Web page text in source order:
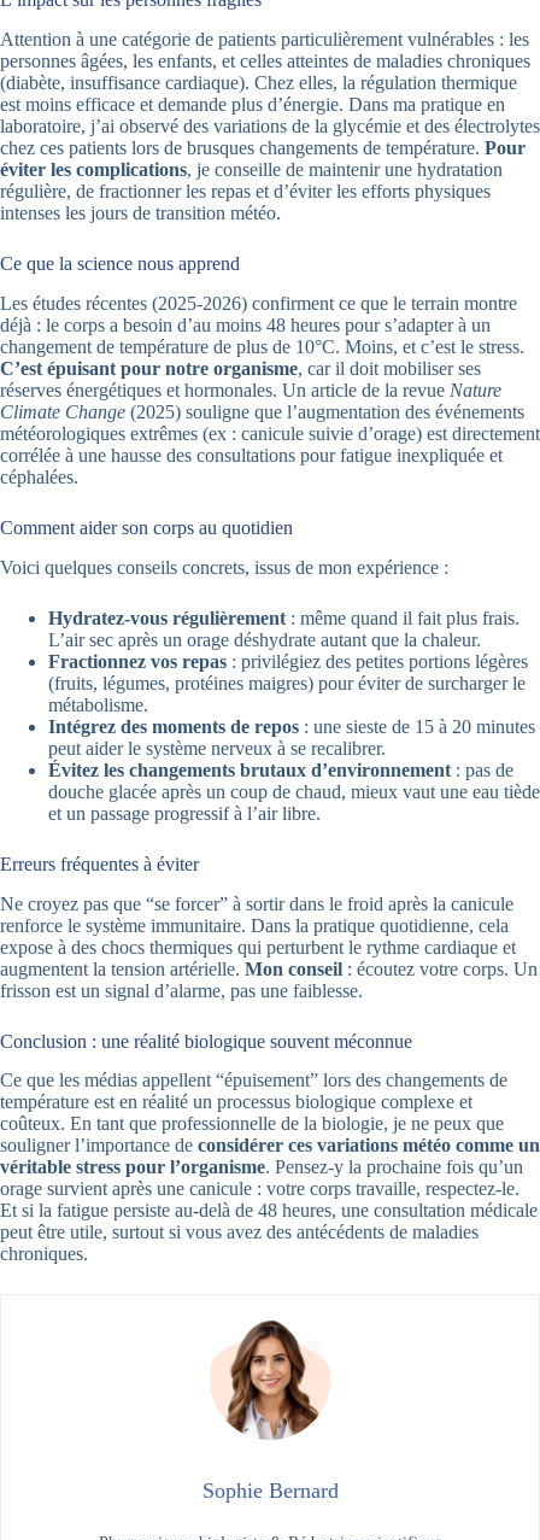
Attention à une catégorie de patients particulièrement vulnérables : les
personnes âgées, les enfants, et celles atteintes de maladies chroniques
(diabète, insuffisance cardiaque). Chez elles, la régulation thermique
est moins efficace et demande plus d’énergie. Dans ma pratique en
laboratoire, j’ai observé des variations de la glycémie et des électrolytes
chez ces patients lors de brusques changements de température. Pour
éviter les complications, je conseille de maintenir une hydratation
régulière, de fractionner les repas et d’éviter les efforts physiques
intenses les jours de transition météo.
Ce que la science nous apprend
Les études récentes (2025-2026) confirment ce que le terrain montre
déjà : le corps a besoin d’au moins 48 heures pour s’adapter à un
changement de température de plus de 10°C. Moins, et c’est le stress.
C’est épuisant pour notre organisme, car il doit mobiliser ses
réserves énergétiques et hormonales. Un article de la revue Nature
Climate Change (2025) souligne que l’augmentation des événements
météorologiques extrêmes (ex : canicule suivie d’orage) est directement
corrélée à une hausse des consultations pour fatigue inexpliquée et
céphalées.
Comment aider son corps au quotidien
Voici quelques conseils concrets, issus de mon expérience :
Hydratez-vous régulièrement : même quand il fait plus frais.
L’air sec après un orage déshydrate autant que la chaleur.
Fractionnez vos repas : privilégiez des petites portions légères
(fruits, légumes, protéines maigres) pour éviter de surcharger le
métabolisme.
Intégrez des moments de repos : une sieste de 15 à 20 minutes
peut aider le système nerveux à se recalibrer.
Évitez les changements brutaux d’environnement : pas de
douche glacée après un coup de chaud, mieux vaut une eau tiède
et un passage progressif à l’air libre.
Erreurs fréquentes à éviter
Ne croyez pas que “se forcer” à sortir dans le froid après la canicule
renforce le système immunitaire. Dans la pratique quotidienne, cela
expose à des chocs thermiques qui perturbent le rythme cardiaque et
augmentent la tension artérielle. Mon conseil : écoutez votre corps. Un
frisson est un signal d’alarme, pas une faiblesse.
Conclusion : une réalité biologique souvent méconnue
Ce que les médias appellent “épuisement” lors des changements de
température est en réalité un processus biologique complexe et
coûteux. En tant que professionnelle de la biologie, je ne peux que
souligner l’importance de considérer ces variations météo comme un
véritable stress pour l’organisme. Pensez-y la prochaine fois qu’un
orage survient après une canicule : votre corps travaille, respectez-le.
Et si la fatigue persiste au-delà de 48 heures, une consultation médicale
peut être utile, surtout si vous avez des antécédents de maladies
chroniques.
Sophie Bernard